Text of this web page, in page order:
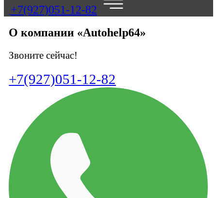
+7(927)051-12-82
О компании «Autohelp64»
Звоните сейчас!
+7(927)051-12-82